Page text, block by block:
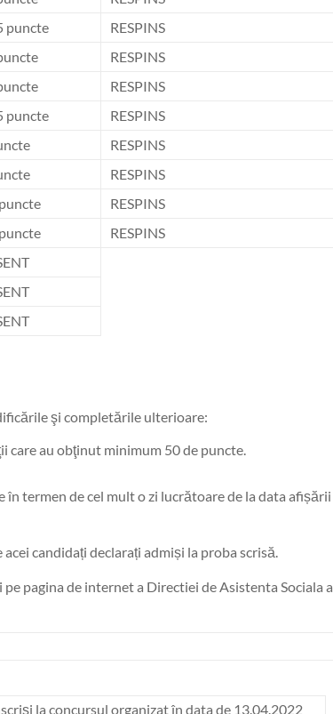
puncte
RESPINS
RESPINS
RESPINS
puncte
RESPINS
RESPINS
RESPINS
RESPINS
RESPINS
şi completările ulterioare:
care au obţinut minimum 50 de puncte.
termen de cel mult o zi lucrătoare de la data afișării
candidați declarați admiși la proba scrisă.
pagina de internet a Directiei de Asistenta Sociala a
la concursul organizat în data de 13.04.2022